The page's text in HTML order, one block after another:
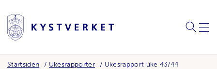
SØK
Startsiden Ukesrapporter Ukesrapport uke 43/44